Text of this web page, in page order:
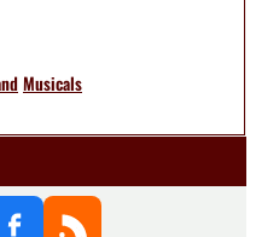
Musicals